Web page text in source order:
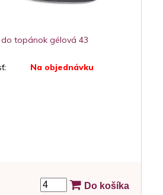
topánok gélová 43
Na objednávku
Do košíka